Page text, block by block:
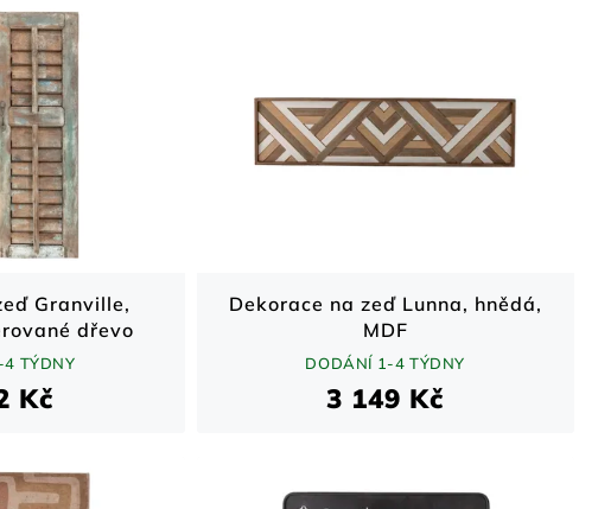
Granville,
dřevo
TÝDNY
Kč
Dekorace na zeď Lunna, hnědá,
MDF
DODÁNÍ 1-4 TÝDNY
3 149 Kč